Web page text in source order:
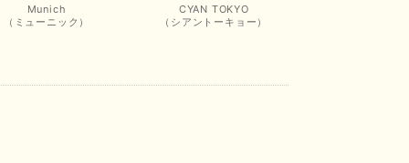
Munich
（ミューニック）
CYAN TOKYO
（シアントーキョー）